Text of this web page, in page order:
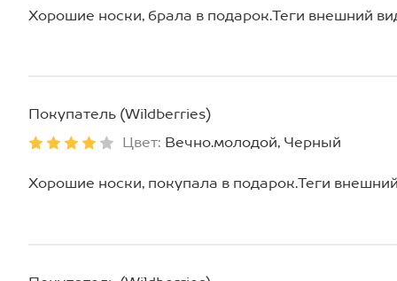
Хорошие носки, брала в подарок.Теги внешний
Покупатель (Wildberries)
Цвет: Вечно.молодой, Черный
Хорошие носки, покупала в подарок.Теги